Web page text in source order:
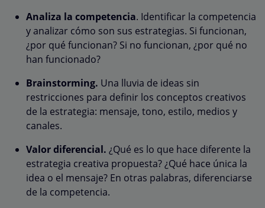
Analiza la competencia. Identificar la competencia
y analizar cómo son sus estrategias. Si funcionan,
¿por qué funcionan? Si no funcionan, ¿por qué no
han funcionado?
Brainstorming. Una lluvia de ideas sin
restricciones para definir los conceptos creativos
de la estrategia: mensaje, tono, estilo, medios y
canales.
Valor diferencial. ¿Qué es lo que hace diferente la
estrategia creativa propuesta? ¿Qué hace única la
idea o el mensaje? En otras palabras, diferenciarse
de la competencia.